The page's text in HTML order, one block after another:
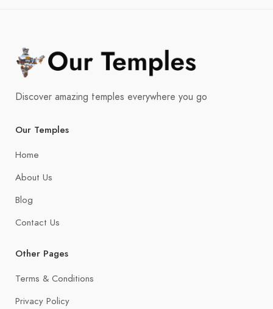
Discover amazing temples everywhere you go
Our Temples
Home
About Us
Blog
Contact Us
Other Pages
Terms & Conditions
Privacy Policy